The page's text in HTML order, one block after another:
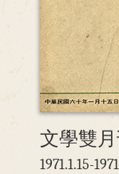
文學雙月
1971.1.15-